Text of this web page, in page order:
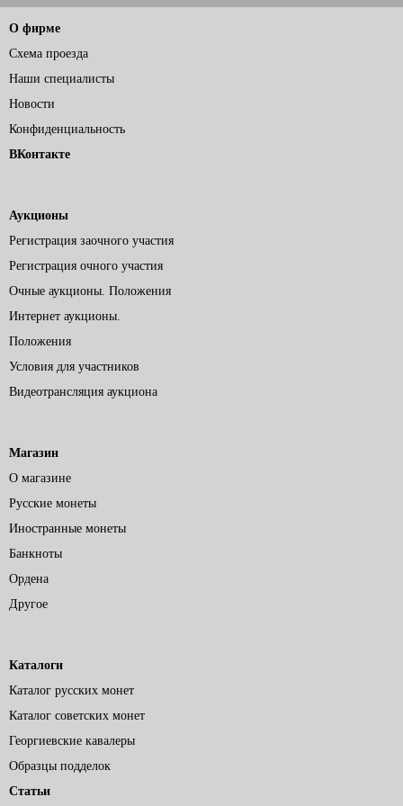
О фирме
Схема проезда
Наши специалисты
Новости
Конфиденциальность
ВКонтакте
Аукционы
Регистрация заочного участия
Регистрация очного участия
Очные аукционы. Положения
Интернет аукционы.
Положения
Условия для участников
Видеотрансляция аукциона
Магазин
О магазине
Русские монеты
Иностранные монеты
Банкноты
Ордена
Другое
Каталоги
Каталог русских монет
Каталог советских монет
Георгиевские кавалеры
Образцы подделок
Статьи